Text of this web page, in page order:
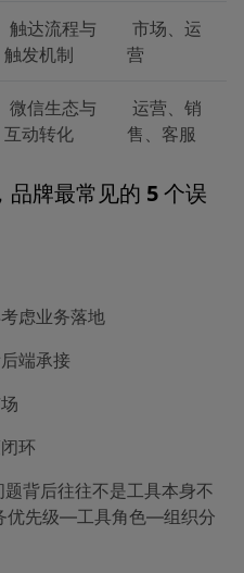
触达流程与
触发机制
市场、运
营
微信生态与
互动转化
运营、销
售、客服
牌最常见的 5 个误
虑业务落地
端承接
环
背后往往不是工具本身不
优先级—工具角色—组织分